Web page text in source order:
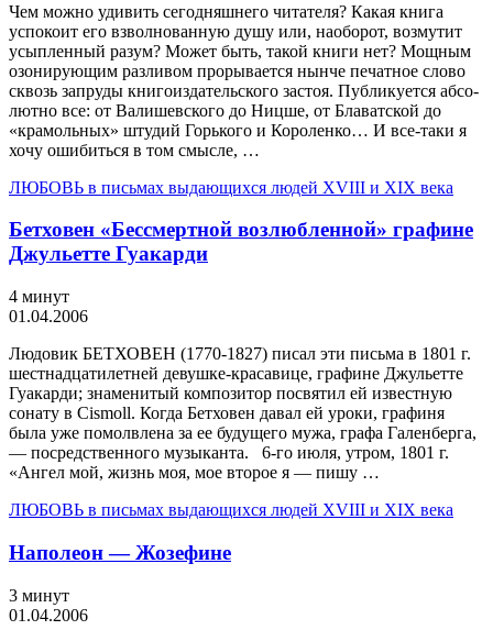
Чем можно удивить сегодняшнего читателя? Какая книга
успокоит его взволнованную душу или, наоборот, возмутит
усыпленный разум? Может быть, такой книги нет? Мощным
озонирующим разливом прорывается нынче печатное слово
сквозь запруды книгоиздательского застоя. Публикуется абсо­
лютно все: от Валишевского до Ницше, от Блаватской до
«кра­мольных» штудий Горького и Короленко… И все-таки я
хочу ошибиться в том смысле, …
ЛЮБОВЬ в письмах выдающихся людей XVIII и XIX века
Бетховен «Бессмертной возлюбленной» графине
Джульетте Гуакарди
4 минут
01.04.2006
Людовик БЕТХОВЕН (1770-1827) писал эти письма в 1801 г.
шестнадцатилетней девушке-красавице, графине Джульетте
Гуа­карди; знаменитый композитор посвятил ей известную
сонату в Cismoll. Когда Бетховен давал ей уроки, графиня
была уже помолвлена за ее будущего мужа, графа Га­ленберга,
— посредственного музыканта. 6-го июля, утром, 1801 г.
«Ангел мой, жизнь моя, мое второе я — пишу …
ЛЮБОВЬ в письмах выдающихся людей XVIII и XIX века
Наполеон — Жозефине
3 минут
01.04.2006